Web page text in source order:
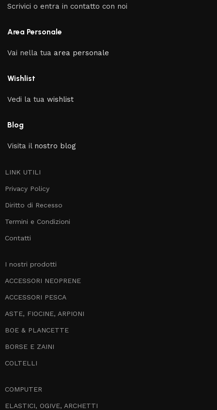
Scrivici o entra in contatto con noi
Area Personale
Vai nella tua area personale
Wishlist
Vedi la tuawishlist
Blog
Visita il nostro blog
LINK UTILI
Privacy Policy
Diritto di Recesso
Termini e Condizioni
Contatti
I nostri prodotti
ACCESSORI NEOPRENE
ACCESSORI PESCA
ASTE, FIOCINE, ARPIONI
BOE & PLANCETTE
BORSE E ZAINI
COLTELLI
COMPUTER
ELASTICI, OGIVE, ARCHETTI